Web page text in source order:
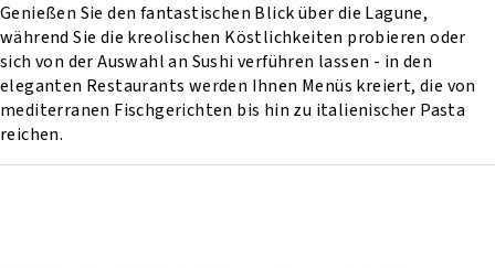
Genießen Sie den fantastischen Blick über die Lagune,
während Sie die kreolischen Köstlichkeiten probieren oder
sich von der Auswahl an Sushi verführen lassen - in den
eleganten Restaurants werden Ihnen Menüs kreiert, die von
mediterranen Fischgerichten bis hin zu italienischer Pasta
reichen.